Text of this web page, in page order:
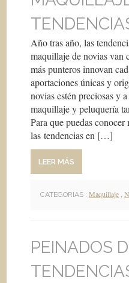
Año tras año, las
maquillaje de novias van
más punteros innovan
aportaciones únicas y
novias estén preciosas y
maquillaje y peluquería
Para que puedas conocer
las tendencias en […]
LEER MÁS
CATEGORIAS : Maquillaje ,
PEINADOS